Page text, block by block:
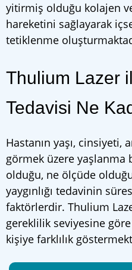
yitirmiş olduğu kolajen
hareketini sağlayarak
tetiklenme
Thulium Lazer
Tedavisi Ne
Hastanın yaşı, cinsiyeti,
görmek üzere
olduğu, ne ölçüde
yaygınlığı tedavinin
faktörlerdir. Thulium
gereklilik seviyesine göre
kişiye farklılık